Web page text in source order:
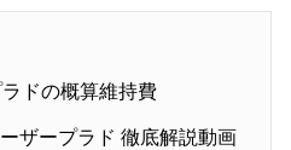
ドの概算維持費
ザープラド 徹底解説動画